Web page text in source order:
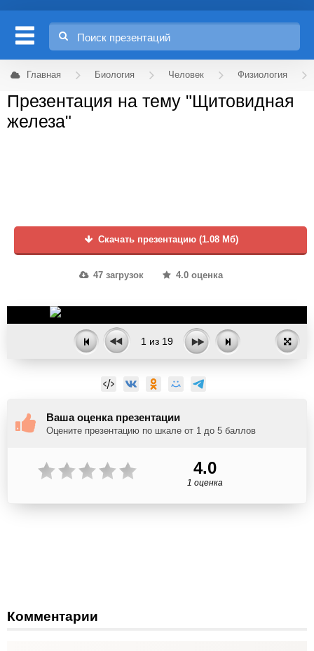
Главная Биология Человек Физиология
Презентация на тему "Щитовидная
железа"
Скачать презентацию (1.08 Мб)
47 загрузок 4.0 оценка
1 из 19
Ваша оценка презентации
Оцените презентацию по шкале от 1 до 5 баллов
4.0
1 оценка
Комментарии